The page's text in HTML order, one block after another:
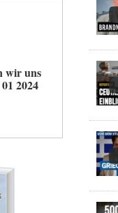
wir uns
2024